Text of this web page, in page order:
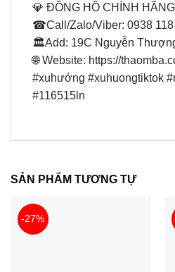
💎 ĐỒNG HỒ CHÍNH
☎Call/Zalo/Viber: 0938 118
🏛Add: 19C Nguyễn
🌐 Website: https://
#xuhướng #xuhuongtiktok
#116515ln
SẢN PHẨM TƯƠNG TỰ
-27%